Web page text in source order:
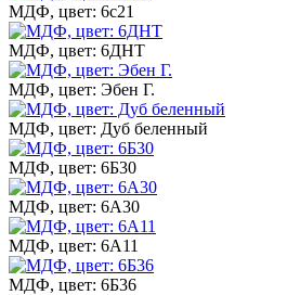
МДФ, цвет: 6с21
МДФ, цвет: 6ДНТ
МДФ, цвет: Эбен Г.
МДФ, цвет: Дуб беленный
МДФ, цвет: 6Б30
МДФ, цвет: 6А30
МДФ, цвет: 6А11
МДФ, цвет: 6Б36